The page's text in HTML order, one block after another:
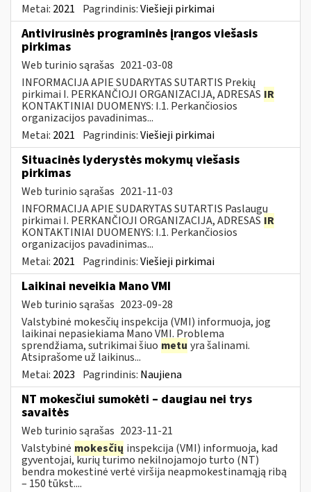
Metai: 2021 Pagrindinis:Viešieji pirkimai
Antivirusinės programinės įrangos viešasis
pirkimas
Web turinio sąrašas 2021-03-08
INFORMACIJA APIE SUDARYTAS SUTARTIS Prekių
pirkimai I. PERKANČIOJI ORGANIZACIJA, ADRESAS IR
KONTAKTINIAI DUOMENYS: I.1. Perkančiosios
organizacijos pavadinimas...
Metai: 2021 Pagrindinis:Viešieji pirkimai
Situacinės lyderystės mokymų viešasis
pirkimas
Web turinio sąrašas 2021-11-03
INFORMACIJA APIE SUDARYTAS SUTARTIS Paslaugų
pirkimai I. PERKANČIOJI ORGANIZACIJA, ADRESAS IR
KONTAKTINIAI DUOMENYS: I.1. Perkančiosios
organizacijos pavadinimas...
Metai: 2021 Pagrindinis:Viešieji pirkimai
Laikinai neveikia Mano VMI
Web turinio sąrašas 2023-09-28
Valstybinė mokesčių inspekcija (VMI) informuoja, jog
laikinai nepasiekiama Mano VMI. Problema
sprendžiama, sutrikimai šiuo metu yra šalinami.
Atsiprašome už laikinus...
Metai: 2023 Pagrindinis: Naujiena
NT mokesčiui sumokėti – daugiau nei trys
savaitės
Web turinio sąrašas 2023-11-21
Valstybinė mokesčių inspekcija (VMI) informuoja, kad
gyventojai, kurių turimo nekilnojamojo turto (NT)
bendra mokestinė vertė viršija neapmokestinamąją ribą
– 150 tūkst....